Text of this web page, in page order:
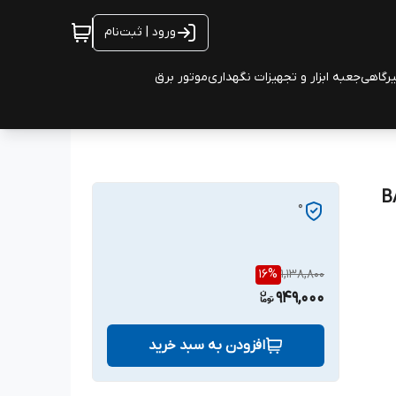
ورود | ثبت‌نام
جعبه ابزار و تجهیزات نگهداریموتور برق
0
1,138,800
16%
949,000
افزودن به سبد خرید